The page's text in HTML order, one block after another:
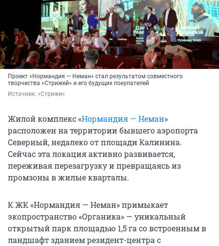
Проект «Нормандия — Неман» стал результатом совместного
творчества «Стрижей» и его будущих покупателей
Источник: «Стрижи»
Жилой комплекс «Нормандия — Неман»
расположен на территории бывшего аэропорта
Северный, недалеко от площади Калинина.
Сейчас эта локация активно развивается,
переживая перезагрузку и превращаясь из
промзоны в жилые кварталы.
К ЖК «Нормандия — Неман» примыкает
экопространство «Органика» — уникальный
открытый парк площадью 1,5 га со встроенным в
ландшафт зданием резидент-центра с